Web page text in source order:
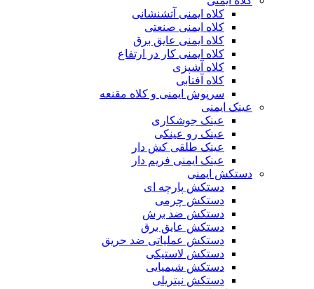
کلاه ایمنی آتشنشانی
کلاه ایمنی صنعتی
کلاه ایمنی عایق برق
کلاه ایمنی کار در ارتفاع
کلاه آشپزی
کلاه آفتابی
سرپوش ایمنی و کلاه مقنعه
عینک ایمنی
عینک جوشکاری
عینک رو عینکی
عینک طلقی کش دار
عینک ایمنی فریم دار
دستکش ایمنی
دستکش پارچه ای
دستکش چرمی
دستکش ضد برش
دستکش عایق برق
دستکش عملیاتی ضد حریق
دستکش لاستیکی
دستکش شیمیایی
دستکش نیتریلی